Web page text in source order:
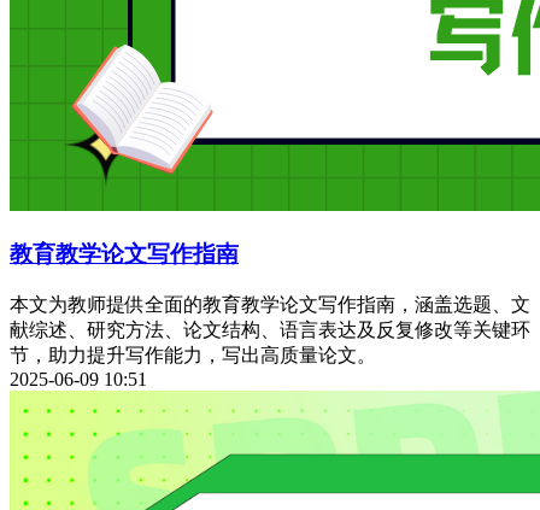
教育教学论文写作指南
本文为教师提供全面的教育教学论文写作指南，涵盖选题、文
献综述、研究方法、论文结构、语言表达及反复修改等关键环
节，助力提升写作能力，写出高质量论文。
2025-06-09 10:51